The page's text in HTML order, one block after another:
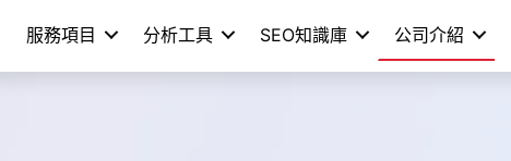
服務項目 分析工具 SEO知識庫 公司介紹